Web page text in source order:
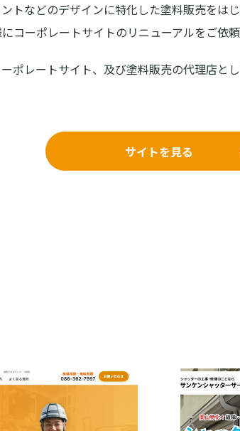
トなどのデザインに特化した塗料販売をは
コーポレートサイトのリニューアルをご依頼
ポレートサイト、及び塗料販売の代理店と
サイトを見る